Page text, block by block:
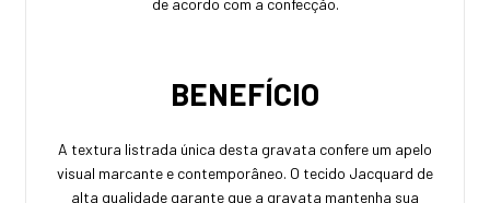
BENEFÍCIO
A textura listrada única desta gravata confere um apelo
visual marcante e contemporâneo. O tecido Jacquard de
alta qualidade garante que a gravata mantenha sua